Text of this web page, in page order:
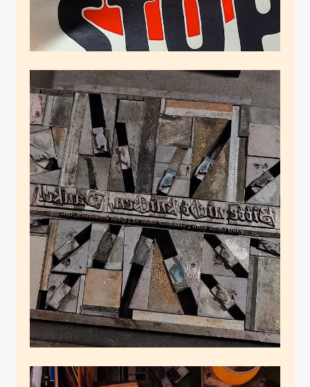
Schräge Händchen
Januar 4, 2025